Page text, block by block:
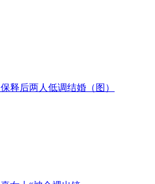
释后两人低调结婚（图）